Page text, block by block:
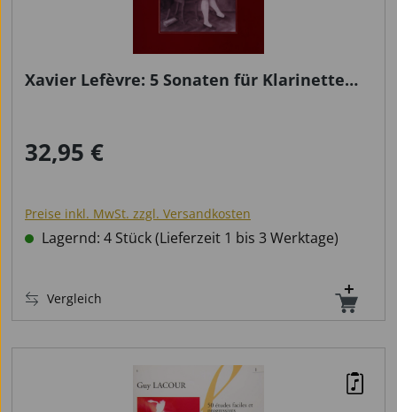
Xavier Lefèvre: 5 Sonaten für Klarinette
Regulärer Preis:
32,95 €
Preise inkl. MwSt. zzgl. Versandkosten
Lagernd: 4 Stück (Lieferzeit 1 bis 3 Werktage)
Vergleich